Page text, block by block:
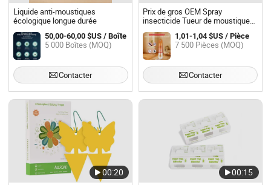
Liquide anti-moustiques
écologique longue durée
50,00-60,00 $US / Boîte
5 000 Boîtes (MOQ)
Contacter
Prix de gros OEM Spray
insecticide Tueur de moustiques
et d'insectes Tueur multi-
insectes Spray aérosol
1,01-1,04 $US / Pièce
7 500 Pièces (MOQ)
Contacter
00:20 00:15